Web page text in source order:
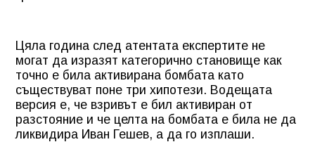
Цяла година след атентата експертите не
могат да изразят категорично становище как
точно е била активирана бомбата като
съществуват поне три хипотези. Водещата
версия е, че взривът е бил активиран от
разстояние и че целта на бомбата е била не да
ликвидира Иван Гешев, а да го изплаши.